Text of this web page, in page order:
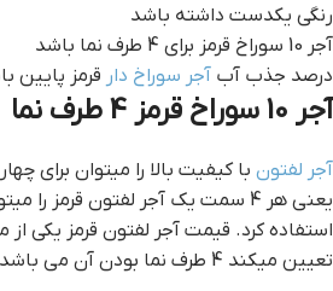
رنگی یکدست داشته باشد
آجر 10 سوراخ قرمز برای 4 طرف نما باشد
درصد جذب آب آجر سوراخ دار قرمز پایین
آجر 10 سوراخ قرمز 4 طرف نما
آجر لفتون با کیفیت بالا را میتوان برای
یعنی هر 4 سمت یک آجر لفتون قرمز
استفاده کرد. قيمت آجر لفتون قرمز یکی از
تعیین میکند 4 طرف نما بودن آن می باشد.